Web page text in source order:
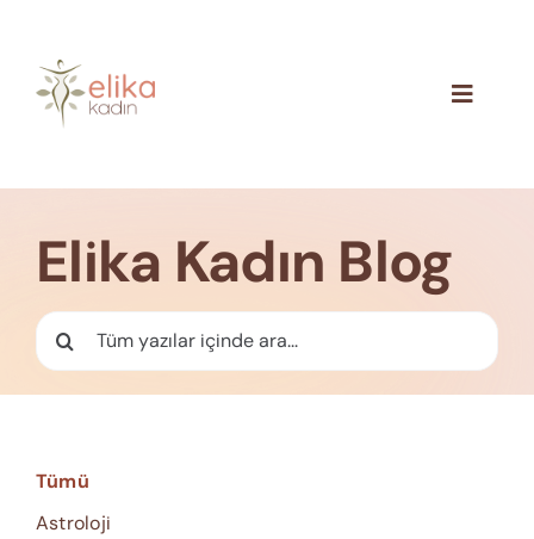
content
Toggle
İletişim
Elika Kadın Blog
Ara:
Tümü
Astroloji